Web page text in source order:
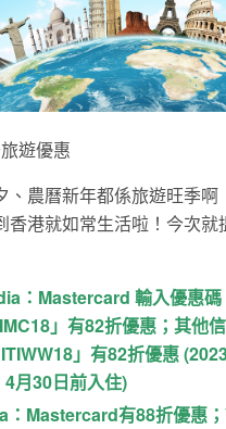
遊優惠
、農曆新年都係旅遊旺季啊
香港就如常生活啦！今次
：Mastercard 輸入優惠碼
」有82折優惠；其他
」有82折優惠
4月30日前入住)
：Mastercard有88折優惠